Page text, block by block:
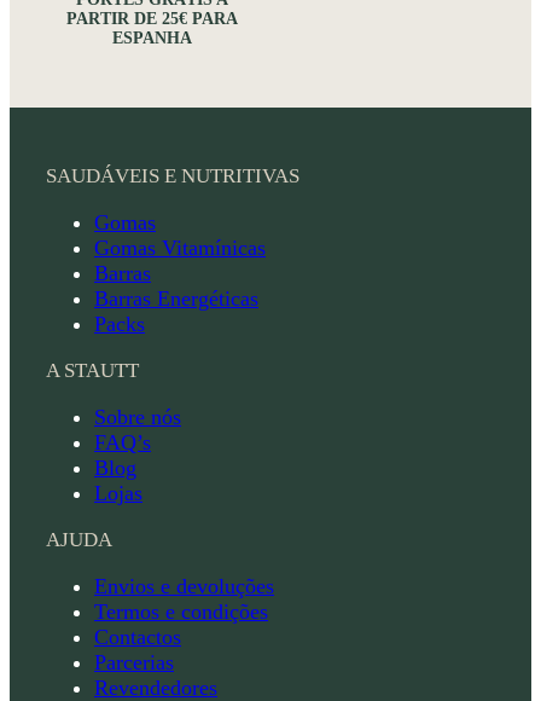
PARTIR DE 25€ PARA
ESPANHA
SAUDÁVEIS E NUTRITIVAS
Gomas
Gomas Vitamínicas
Barras
Barras Energéticas
Packs
A STAUTT
Sobre nós
FAQ’s
Blog
Lojas
AJUDA
Envios e devoluções
Termos e condições
Contactos
Parcerias
Revendedores